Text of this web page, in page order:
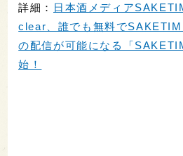
詳細： 日本酒メディア
clear、誰でも無料で
の配信が可能になる「
始！